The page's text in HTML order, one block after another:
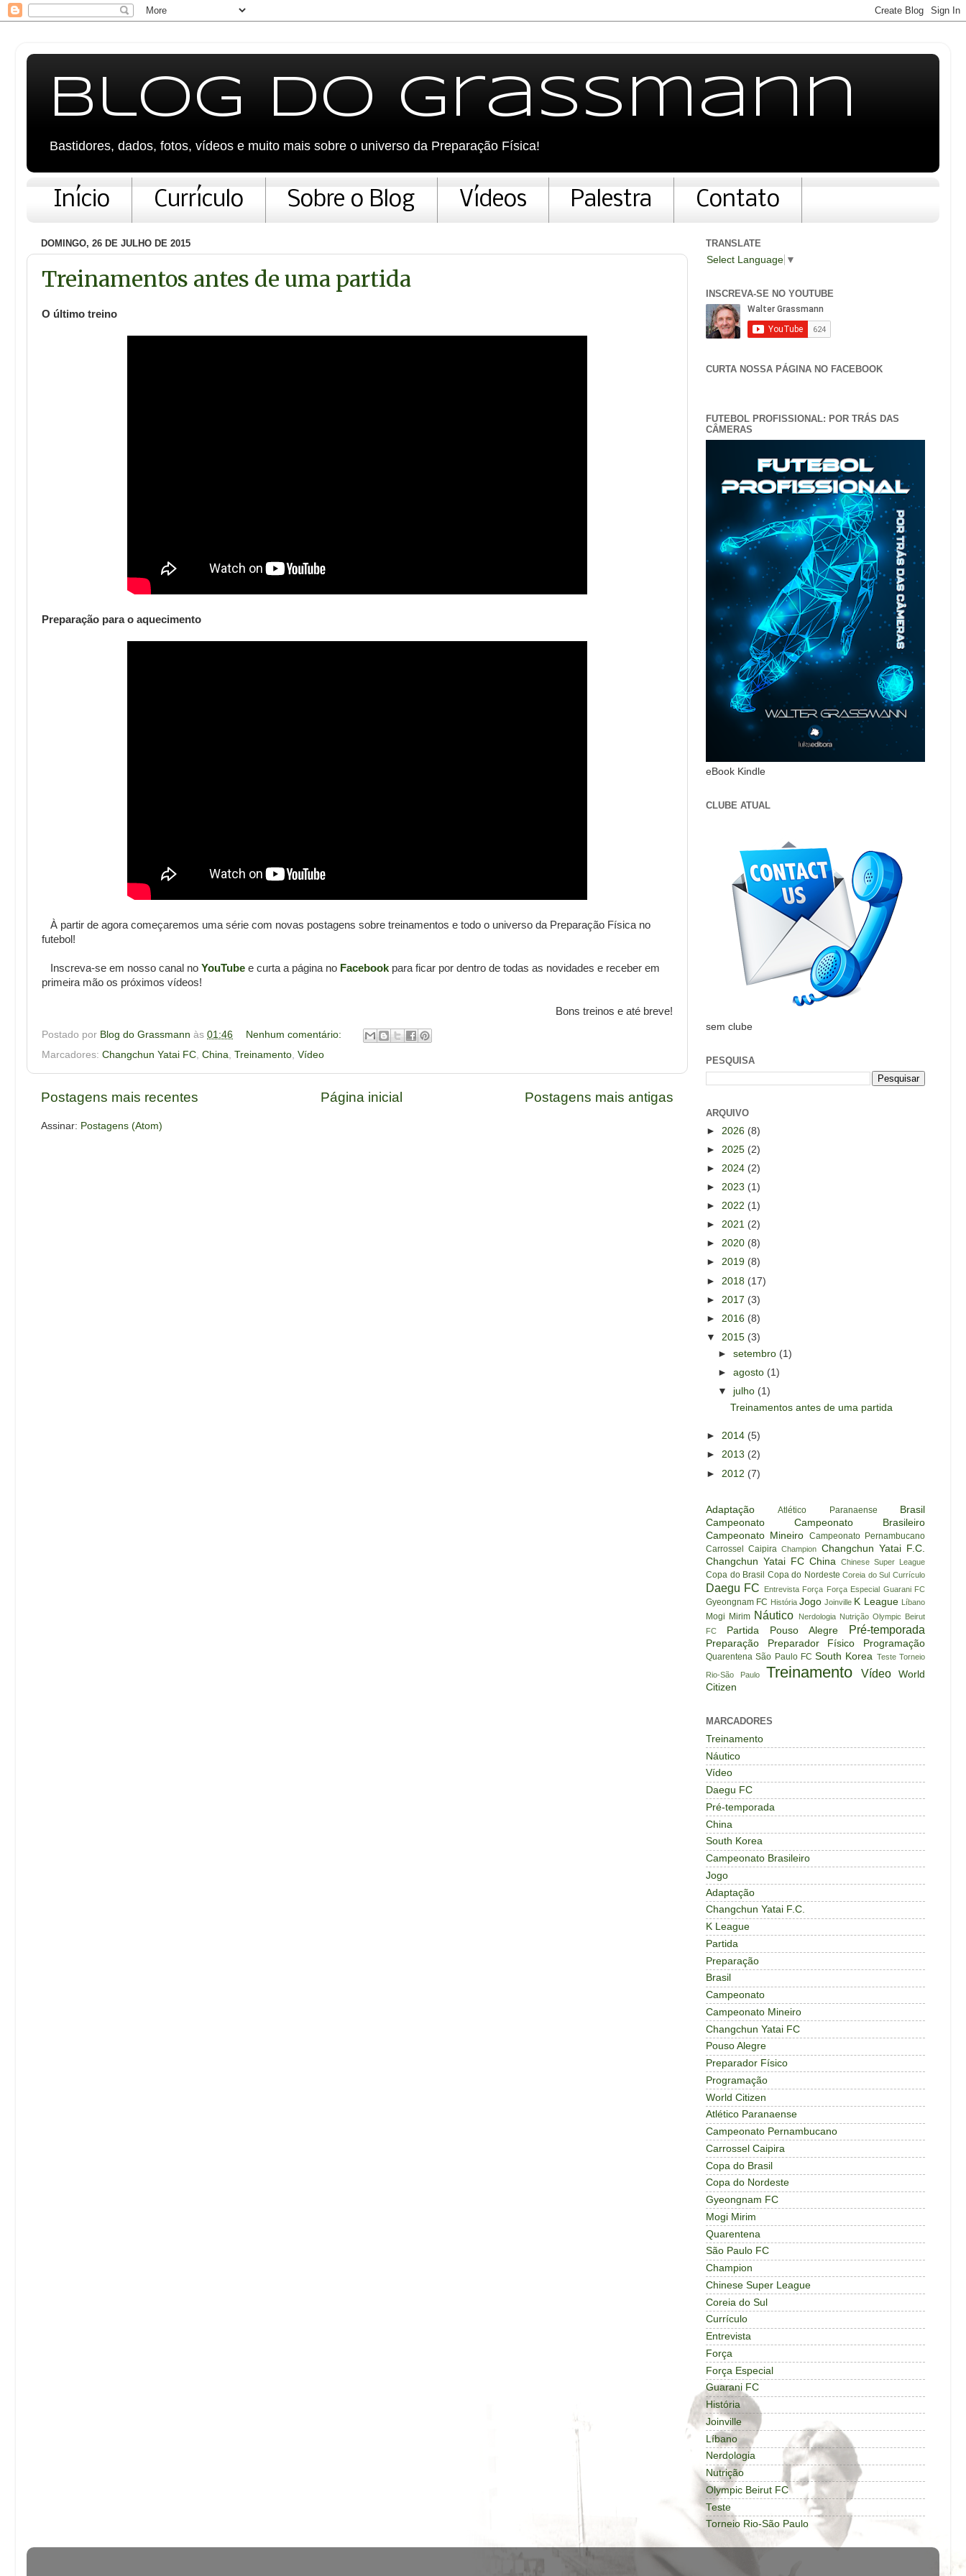
Blog do Grassmann
Bastidores, dados, fotos, vídeos e muito mais sobre o universo da Preparação Física!
Início Currículo Sobre o Blog Vídeos Palestra Contato
DOMINGO, 26 DE JULHO DE 2015
Treinamentos antes de uma partida
O último treino
Preparação para o aquecimento
À partir de agora começaremos uma série com novas postagens sobre treinamentos e todo o universo da Preparação Física no
futebol!
Inscreva-se em nosso canal no YouTube e curta a página no Facebook para ficar por dentro de todas as novidades e receber em
primeira mão os próximos vídeos!
Bons treinos e até breve!
Postado por Blog do Grassmann às 01:46
Nenhum comentário:
Marcadores: Changchun Yatai FC China Treinamento Vídeo
Postagens mais recentes Postagens mais antigas
Página inicial
Assinar: Postagens (Atom)
TRANSLATE
Select Language ▼
INSCREVA-SE NO YOUTUBE
CURTA NOSSA PÁGINA NO FACEBOOK
FUTEBOL PROFISSIONAL: POR TRÁS DAS
CÂMERAS
eBook Kindle
CLUBE ATUAL
sem clube
PESQUISA
ARQUIVO
► 2026 (8)
► 2025 (2)
► 2024 (2)
► 2023 (1)
► 2022 (1)
► 2021 (2)
► 2020 (8)
► 2019 (8)
► 2018 (17)
► 2017 (3)
► 2016 (8)
▼ 2015 (3)
►setembro (1)
►agosto (1)
▼ julho (1)
Treinamentos antes de uma partida
► 2014 (5)
► 2013 (2)
► 2012 (7)
Adaptação Atlético Paranaense
Brasil
Campeonato
Campeonato Brasileiro
Campeonato Mineiro Campeonato Pernambucano
Carrossel Caipira Champion Changchun Yatai F.C.
Changchun Yatai FC China Chinese Super League
Copa do Brasil Copa do Nordeste Coreia do Sul Currículo
Daegu FC Entrevista Força Força Especial Guarani FC
Gyeongnam FC História Jogo Joinville K League Líbano
Mogi Mirim Náutico Nerdologia Nutrição Olympic Beirut
FC
Partida Pouso Alegre Pré-temporada
Preparação Preparador Físico Programação
Quarentena São Paulo FC South Korea Teste Torneio
Rio-São Paulo Treinamento Vídeo
World
Citizen
MARCADORES
Treinamento
Náutico
Vídeo
Daegu FC
Pré-temporada
China
South Korea
Campeonato Brasileiro
Jogo
Adaptação
Changchun Yatai F.C.
K League
Partida
Preparação
Brasil
Campeonato
Campeonato Mineiro
Changchun Yatai FC
Pouso Alegre
Preparador Físico
Programação
World Citizen
Atlético Paranaense
Campeonato Pernambucano
Carrossel Caipira
Copa do Brasil
Copa do Nordeste
Gyeongnam FC
Mogi Mirim
Quarentena
São Paulo FC
Champion
Chinese Super League
Coreia do Sul
Currículo
Entrevista
Força
Força Especial
Guarani FC
História
Joinville
Líbano
Nerdologia
Nutrição
Olympic Beirut FC
Teste
Torneio Rio-São Paulo